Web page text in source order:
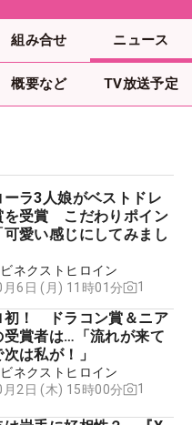
組み合せ ニュース
概要など TV放送予定
ーラ3人娘がベストドレ
を受賞 こだわりポイン
可愛い感じにしてみまし
ネクストヒロイン
6日 (月) 11時01分
1
初！ ドラコン賞＆ニア
受賞者は…「流れが来て
は私が！」
ネクストヒロイン
2日 (木) 15時00分
1